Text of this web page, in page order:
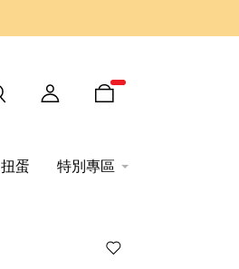
扭蛋 特別專區